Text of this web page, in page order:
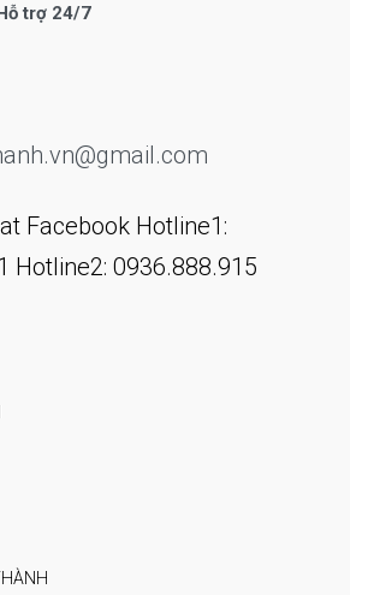
trợ 24/7
Facebook Hotline1:
Hotline2: 0936.888.915